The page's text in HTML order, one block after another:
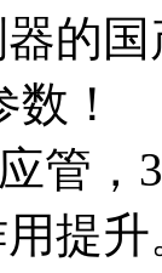
的
！
管
提升